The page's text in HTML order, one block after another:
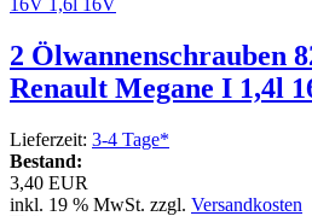
2 Ölwannenschrauben
Renault Megane I 1,4l
Lieferzeit: 3-4 Tage*
Bestand:
3,40 EUR
inkl. 19 % MwSt. zzgl. Versandkosten